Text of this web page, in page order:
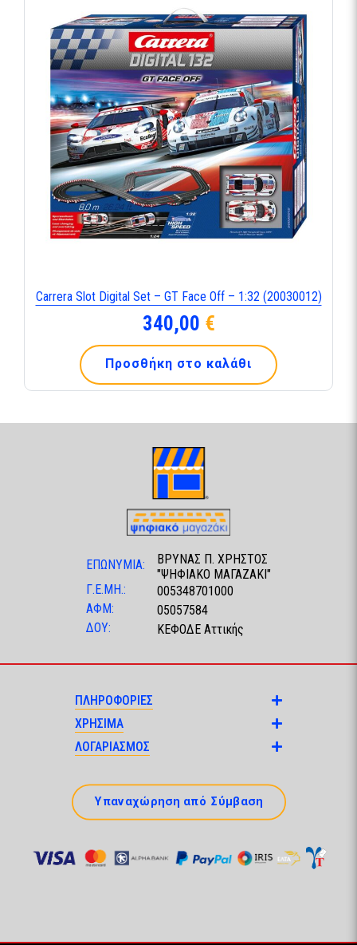
Carrera Slot Digital Set – GT Face Off – 1:32 (20030012)
340,00 €
Προσθήκη στο καλάθι
ΕΠΩΝΥΜΙΑ:
ΒΡΥΝΑΣ Π. ΧΡΗΣΤΟΣ
"ΨΗΦΙΑΚΟ ΜΑΓΑΖΑΚΙ"
Γ.Ε.ΜΗ.:
005348701000
ΑΦΜ:
05057584
ΔΟΥ:
ΚΕΦΟΔΕ Αττικής
ΠΛΗΡΟΦΟΡΙΕΣ
ΧΡΗΣΙΜΑ
ΛΟΓΑΡΙΑΣΜΟΣ
Υπαναχώρηση από Σύμβαση